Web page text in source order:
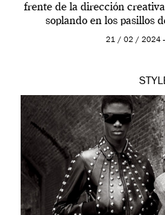
frente de la dirección
soplando en los pasillos
McQueen se21 / 02 / 2024